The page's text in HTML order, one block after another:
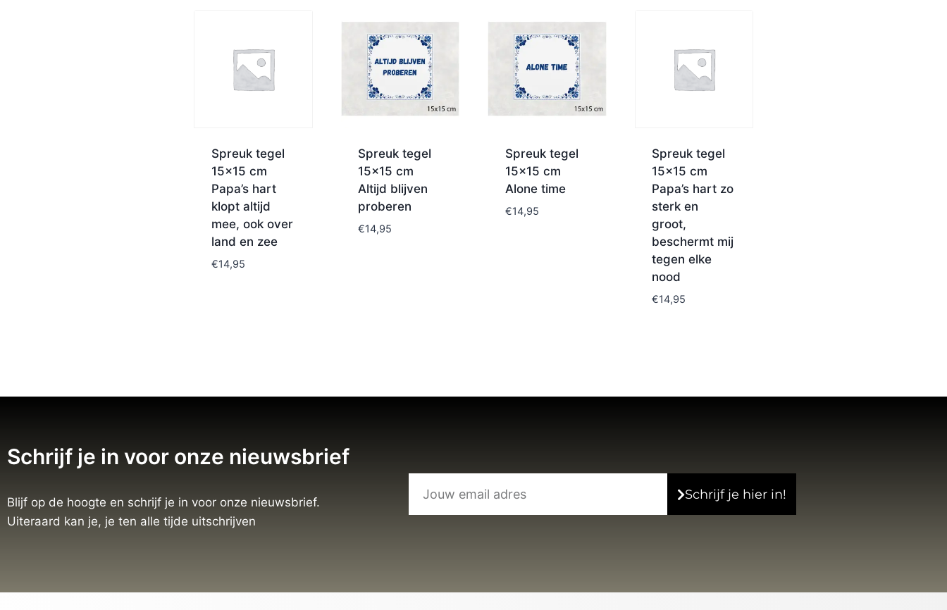
Spreuk tegel
15×15 cm
Papa’s hart
klopt altijd
mee, ook over
land en zee
€14,95
Spreuk tegel
15×15 cm
Altijd blijven
proberen
€14,95
Spreuk tegel
15×15 cm
Alone time
€14,95
Spreuk tegel
15×15 cm
Papa’s hart zo
sterk en
groot,
beschermt mij
tegen elke
nood
€14,95
Schrijf je in voor onze nieuwsbrief
Blijf op de hoogte en schrijf je in voor onze nieuwsbrief.
Uiteraard kan je, je ten alle tijde uitschrijven
Schrijf je hier in!